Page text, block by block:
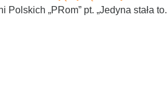
„PRom” pt. „Jedyna stała